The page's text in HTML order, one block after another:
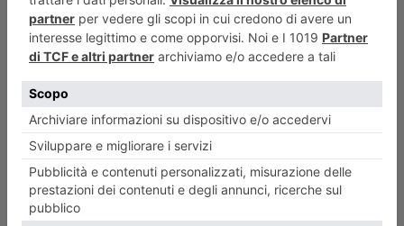
ARTICOLO SUCCESSIVO
Spina Reale tra spaccio e
degrado, ora voce ai cittadini